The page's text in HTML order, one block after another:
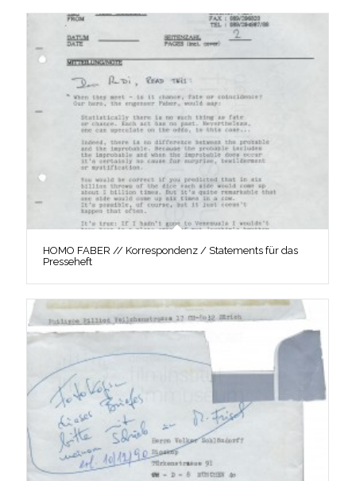
HOMO FABER // Korrespondenz / Statements für das
Presseheft